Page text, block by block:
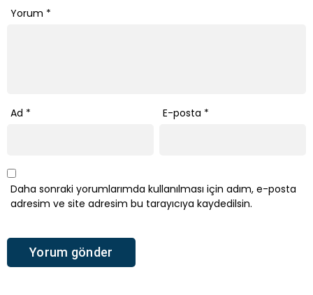
Yorum *
Ad * E-posta *
Daha sonraki yorumlarımda kullanılması için adım, e-posta
adresim ve site adresim bu tarayıcıya kaydedilsin.